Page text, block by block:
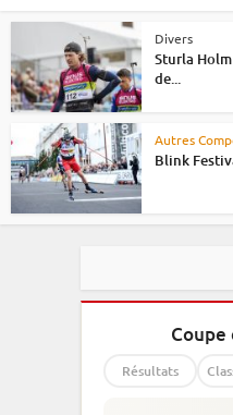
Divers
Sturla
de...
Autres
Blink
Coupe
Résultats